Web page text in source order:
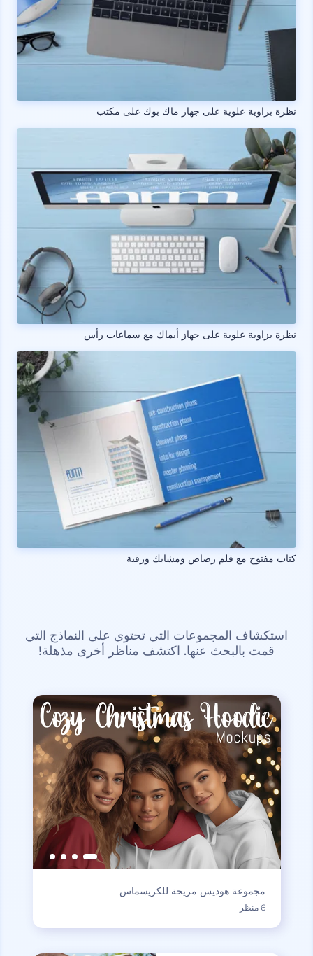
نظرة بزاوية علوية على جهاز ماك بوك على مكتب
نظرة بزاوية علوية على جهاز أيماك مع سماعات رأس
كتاب مفتوح مع قلم رصاص ومشابك ورقية
استكشاف المجموعات التي تحتوي على النماذج التي
قمت بالبحث عنها. اكتشف مناظر أخرى مذهلة!
مجموعة هوديس مريحة للكريسماس
6 منظر